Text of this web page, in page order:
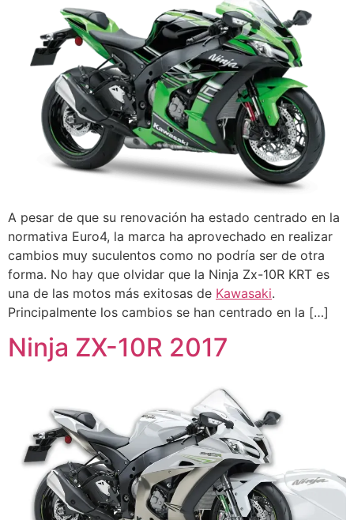
A pesar de que su renovación ha estado centrado en la
normativa Euro4, la marca ha aprovechado en realizar
cambios muy suculentos como no podría ser de otra
forma. No hay que olvidar que la Ninja Zx-10R KRT es
una de las motos más exitosas de Kawasaki.
Principalmente los cambios se han centrado en la […]
Ninja ZX-10R 2017